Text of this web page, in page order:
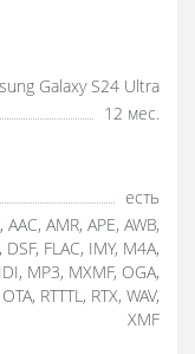
Galaxy S24 Ultra
12 мес.
есть
AAC, AMR, APE, AWB,
DSF, FLAC, IMY, M4A,
MP3, MXMF, OGA,
RTTTL, RTX, WAV,
XMF